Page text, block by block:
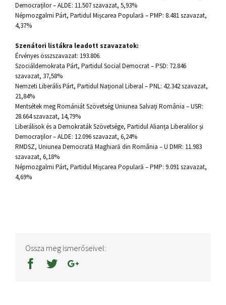
Democraților – ALDE: 11.507 szavazat, 5,93%
Népmozgalmi Párt, Partidul Mișcarea Populară – PMP: 8.481 szavazat,
4,37%
Szenátori listákra leadott szavazatok:
Érvényes összszavazat: 193.806.
Szociáldemokrata Párt, Partidul Social Democrat – PSD: 72.846
szavazat, 37,58%
Nemzeti Liberális Párt, Partidul Național Liberal – PNL: 42.342 szavazat,
21,84%
Mentsétek meg Romániát Szövetség Uniunea Salvați România – USR:
28.664 szavazat, 14,79%
Liberálisok és a Demokraták Szövetsége, Partidul Alianța Liberalilor și
Democraților – ALDE: 12.096 szavazat, 6,24%
RMDSZ, Uniunea Democrată Maghiară din România – U DMR: 11.983
szavazat, 6,18%
Népmozgalmi Párt, Partidul Mișcarea Populară – PMP: 9.091 szavazat,
4,69%
Ossza meg ismerőseivel: